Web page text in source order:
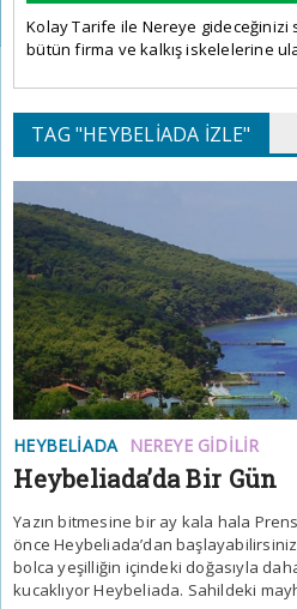
Kolay Tarife ile Nereye gideceğinizi
bütün firma ve kalkış iskelelerine
TAG "HEYBELIADA IZLE"
HEYBELIADA NEREYE GIDILIR
Heybeliada’da Bir Gün
Yazın bitmesine bir ay kala hala
önce Heybeliada’dan
bolca yeşilliğin içindeki doğasıyla
kucaklıyor Heybeliada. Sahildeki